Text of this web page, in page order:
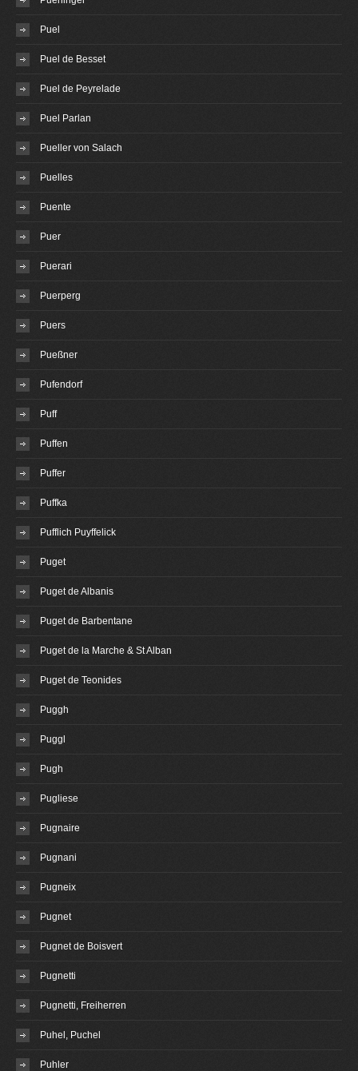
Puel
Puel de Besset
Puel de Peyrelade
Puel Parlan
Pueller von Salach
Puelles
Puente
Puer
Puerari
Puerperg
Puers
Pueßner
Pufendorf
Puff
Puffen
Puffer
Puffka
Pufflich Puyffelick
Puget
Puget de Albanis
Puget de Barbentane
Puget de la Marche & St Alban
Puget de Teonides
Puggh
Puggl
Pugh
Pugliese
Pugnaire
Pugnani
Pugneix
Pugnet
Pugnet de Boisvert
Pugnetti
Pugnetti, Freiherren
Puhel, Puchel
Puhler